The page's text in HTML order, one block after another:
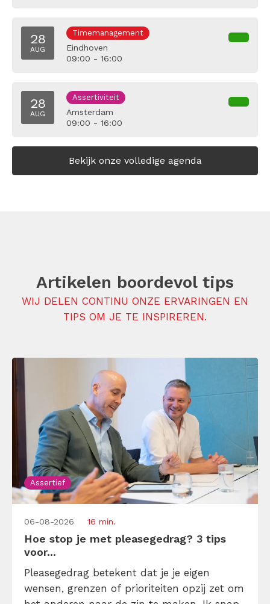
28
AUG
Timemanagement
Eindhoven
09:00 - 16:00
28
AUG
Assertiviteit
Amsterdam
09:00 - 16:00
Bekijk onze volledige agenda
Artikelen boordevol tips
WIJ DELEN CONTINU ONZE ERVARINGEN EN
TIPS OM JE TE INSPIREREN.
Assertief
06-08-2026 16 min.
Hoe stop je met pleasegedrag? 3 tips
voor...
Pleasegedrag betekent dat je je eigen
wensen, grenzen of prioriteiten opzij zet om